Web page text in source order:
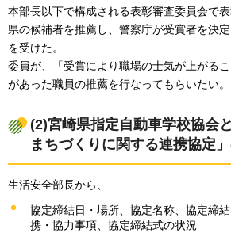
本部長以下で構成される表彰審査委員会で
県の候補者を推薦し、警察庁が受賞者を決
を受けた。
委員が、「受賞により職場の士気が上がる
があった職員の推薦を行なってもらいたい。
(2)宮崎県指定自動車学校協会
まちづくりに関する連携協定
生活安全部長から、
協定締結日・場所、協定名称、協定締
携・協力事項、協定締結式の状況